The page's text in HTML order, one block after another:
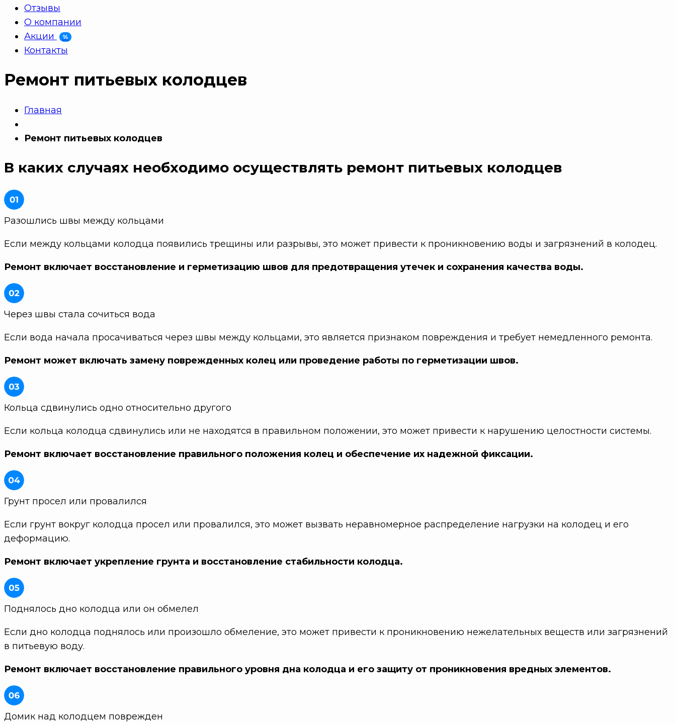
Отзывы
О компании
Акции
%
Контакты
Ремонт питьевых колодцев
Главная
Ремонт питьевых колодцев
В каких случаях необходимо осуществлять ремонт питьевых колодцев
Разошлись швы между кольцами
Если между кольцами колодца появились трещины или разрывы, это может привести к проникновению воды и загрязнений в колодец.
Ремонт включает восстановление и герметизацию швов для предотвращения утечек и сохранения качества воды.
Через швы стала сочиться вода
Если вода начала просачиваться через швы между кольцами, это является признаком повреждения и требует немедленного ремонта.
Ремонт может включать замену поврежденных колец или проведение работы по герметизации швов.
Кольца сдвинулись одно относительно другого
Если кольца колодца сдвинулись или не находятся в правильном положении, это может привести к нарушению целостности системы.
Ремонт включает восстановление правильного положения колец и обеспечение их надежной фиксации.
Грунт просел или провалился
Если грунт вокруг колодца просел или провалился, это может вызвать неравномерное распределение нагрузки на колодец и его
деформацию.
Ремонт включает укрепление грунта и восстановление стабильности колодца.
Поднялось дно колодца или он обмелел
Если дно колодца поднялось или произошло обмеление, это может привести к проникновению нежелательных веществ или загрязнений
в питьевую воду.
Ремонт включает восстановление правильного уровня дна колодца и его защиту от проникновения вредных элементов.
Домик над колодцем поврежден